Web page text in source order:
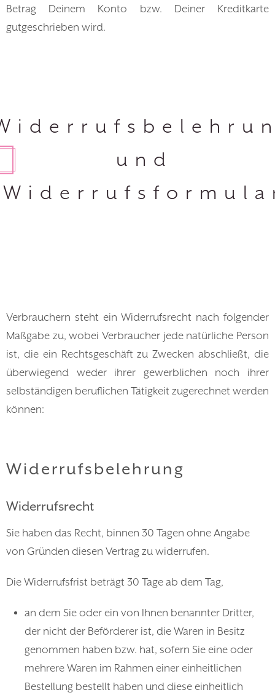
Betrag Deinem Konto bzw. Deiner Kreditkarte
gutgeschrieben wird.
und
Verbrauchern steht ein Widerrufsrecht nach folgender
Maßgabe zu, wobei Verbraucher jede natürliche Person
ist, die ein Rechtsgeschäft zu Zwecken abschließt, die
überwiegend weder ihrer gewerblichen noch ihrer
selbständigen beruflichen Tätigkeit zugerechnet werden
können:
Widerrufsbelehrung
Widerrufsrecht
Sie haben das Recht, binnen 30 Tagen ohne Angabe
von Gründen diesen Vertrag zu widerrufen.
Die Widerrufsfrist beträgt 30 Tage ab dem Tag,
an dem Sie oder ein von Ihnen benannter Dritter,
der nicht der Beförderer ist, die Waren in Besitz
genommen haben bzw. hat, sofern Sie eine oder
mehrere Waren im Rahmen einer einheitlichen
Bestellung bestellt haben und diese einheitlich